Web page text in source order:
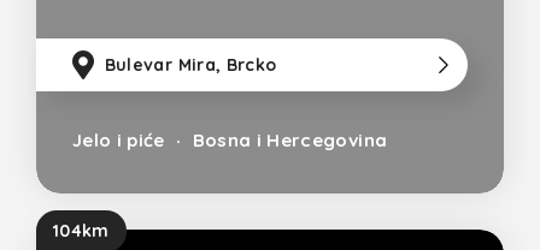
Bulevar Mira, Brcko
Jelo i piće Bosna i Hercegovina
104km